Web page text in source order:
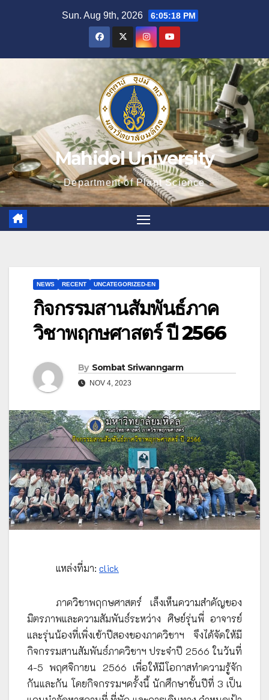
Sun. Aug 9th, 2026 6:05:19 PM
Mahidol University
Department of Plant Science
NEWS RECENT UNCATEGORIZED-EN
กิจกรรมสานสัมพันธ์ภาค
วิชาพฤกษศาสตร์ ปี 2566
By Sombat Sriwanngarm
NOV 4, 2023
แหล่งที่มา: click
ภาควิชาพฤกษศาสตร์ เล็งเห็นความสำคัญของ
มิตรภาพและความสัมพันธ์ระหว่าง ศิษย์รุ่นพี่ อาจารย์
และรุ่นน้องที่เพิ่งเข้าปีสองของภาควิชาฯ จึงได้จัดให้มี
กิจกรรมสานสัมพันธ์ภาควิชาฯ ประจำปี 2566 ในวันที่
4-5 พฤศจิกายน 2566 เพื่อให้มีโอกาสทำความรู้จัก
กันและกัน โดยกิจกรรมฯครั้งนี้ นักศึกษาชั้นปีที่ 3 เป็น